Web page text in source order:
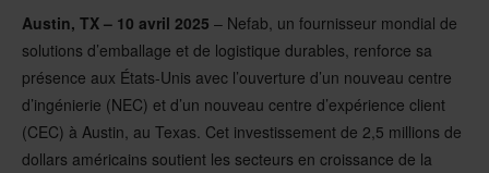
Austin, TX – 10 avril 2025 – Nefab, un fournisseur mondial de
solutions d’emballage et de logistique durables, renforce sa
présence aux États-Unis avec l’ouverture d’un nouveau centre
d’ingénierie (NEC) et d’un nouveau centre d’expérience client
(CEC) à Austin, au Texas. Cet investissement de 2,5 millions de
dollars américains soutient les secteurs en croissance de la